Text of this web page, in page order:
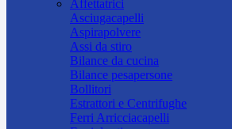
Affettatrici
Asciugacapelli
Aspirapolvere
Assi da stiro
Bilance da cucina
Bilance pesapersone
Bollitori
Estrattori e Centrifughe
Ferri Arricciacapelli